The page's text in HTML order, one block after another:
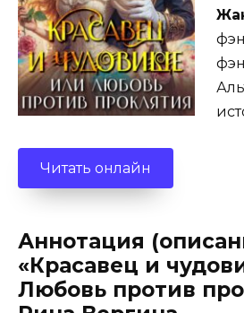
Читать онлайн
Аннотация
«Красавец и
Любовь против